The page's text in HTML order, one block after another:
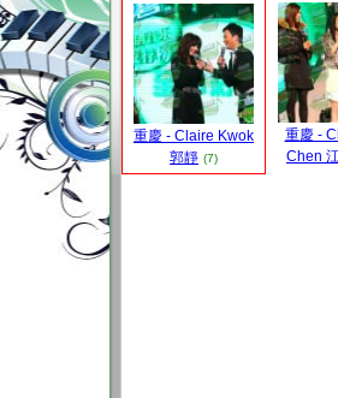
重慶 - Claire Kwok
郭靜 (7)
重慶 -
Chen